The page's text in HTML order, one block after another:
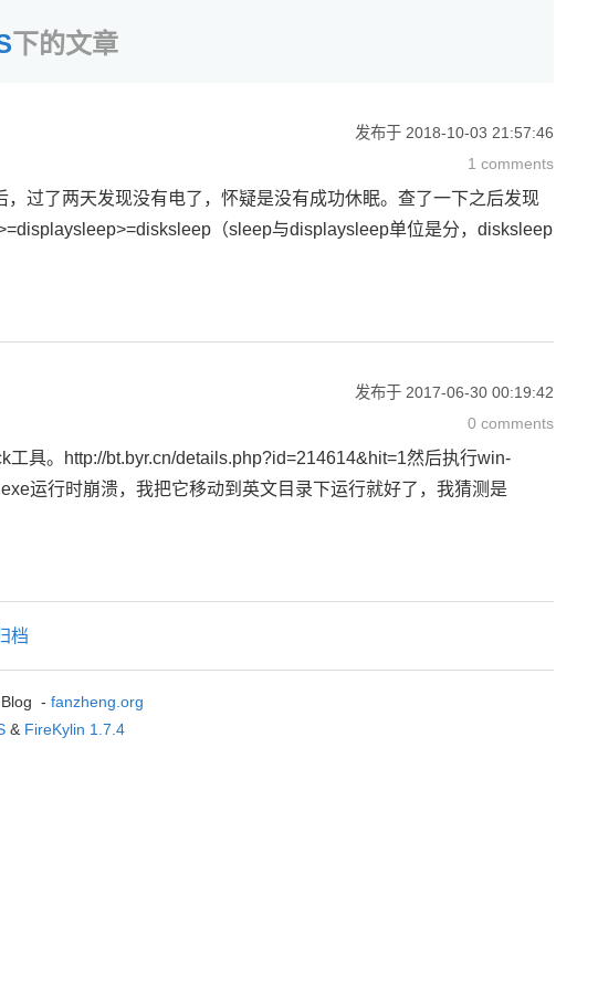
下的文章
发布于 2018-10-03 21:57:46
1 comments
过了两天发现没有电了，怀疑是没有成功休眠。查了一下之后发现
（sleep与displaysleep单位是分，disksleep
发布于 2017-06-30 00:19:42
0 comments
具。http://bt.byr.cn/details.php?id=214614&hit=1然后执行win-
运行时崩溃，我把它移动到英文目录下运行就好了，我猜测是
档
- fanzheng.org
& FireKylin 1.7.4